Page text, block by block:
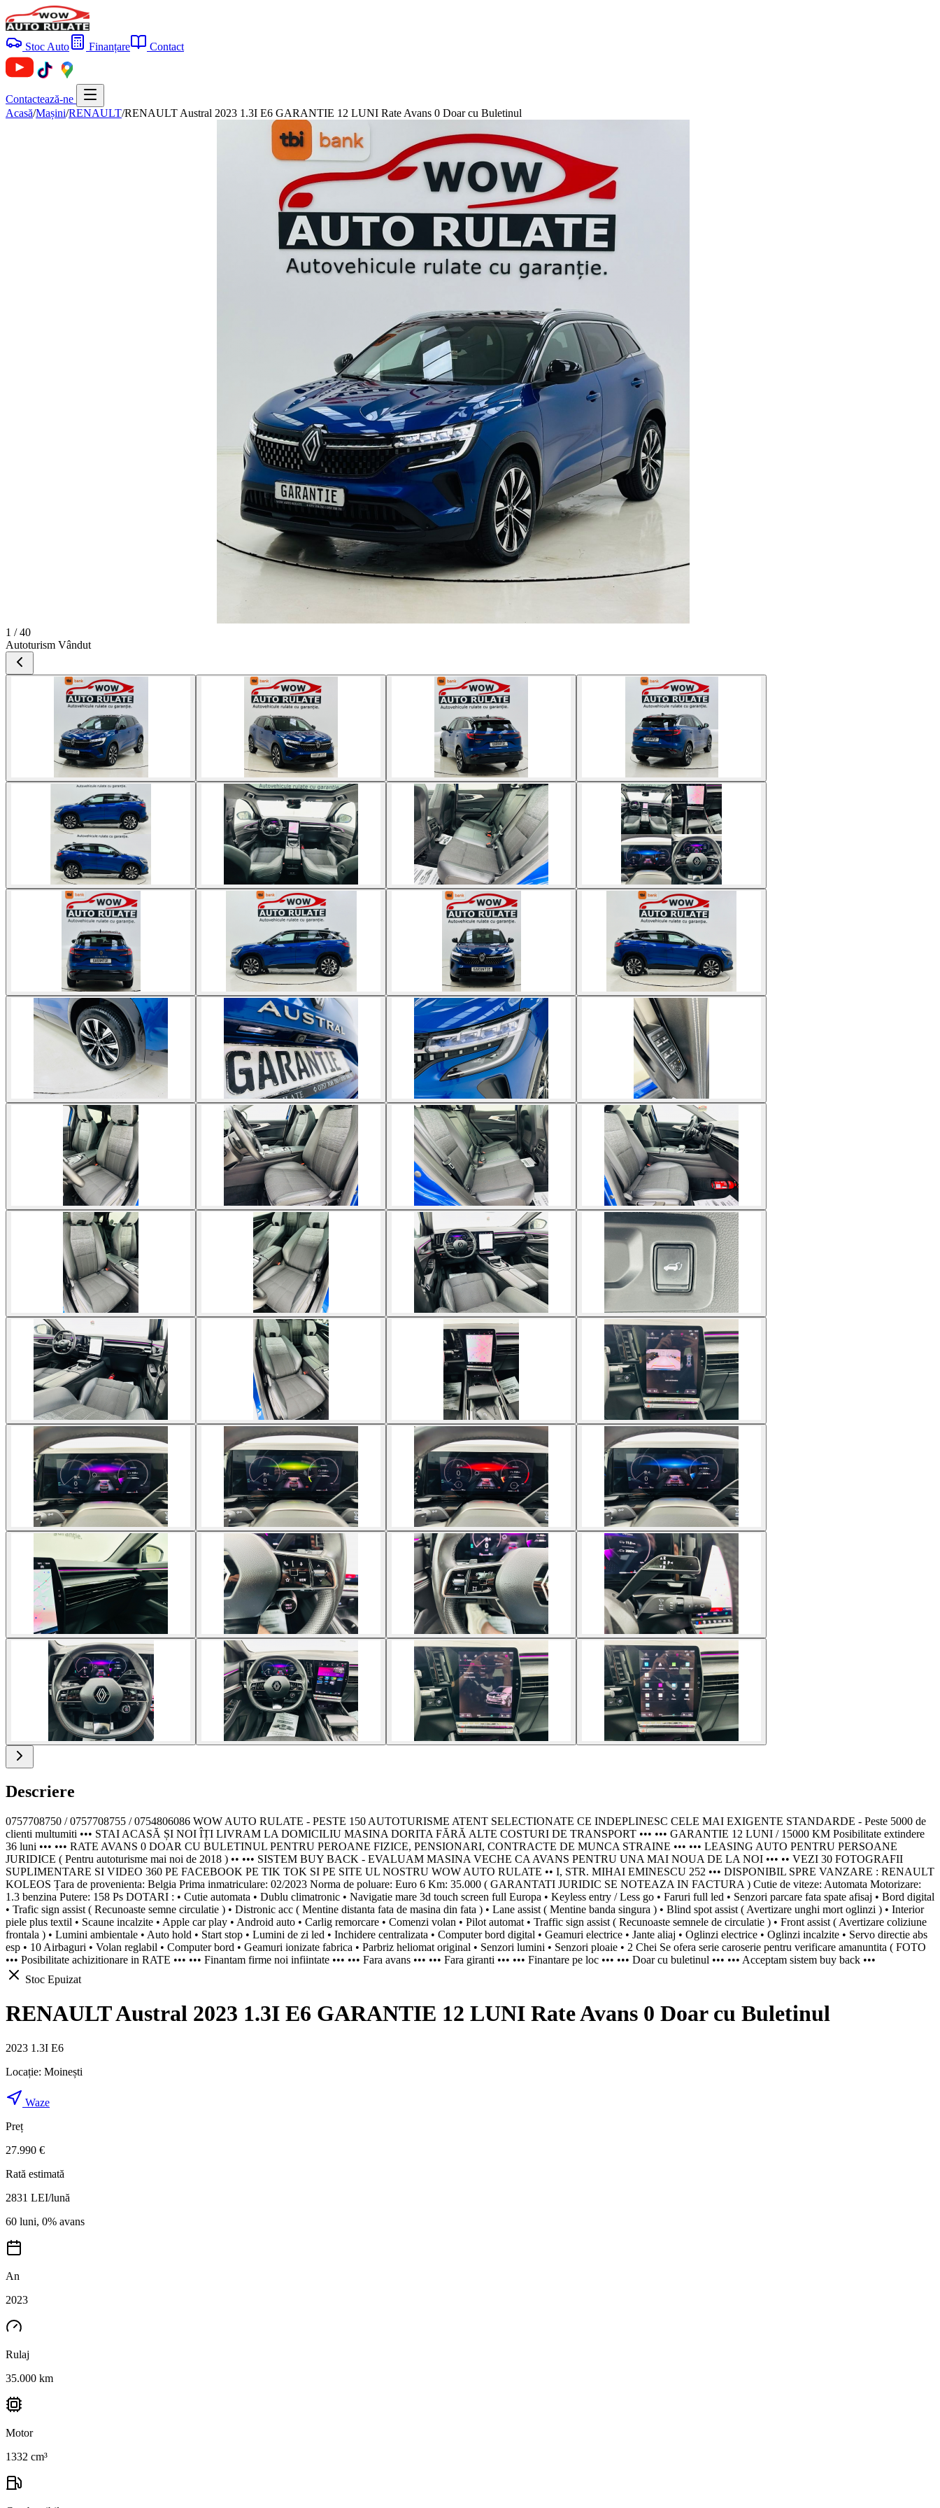
Stoc Auto Finanțare Contact
Contactează-ne
Acasă/Mașini/RENAULT/RENAULT Austral 2023 1.3I E6 GARANTIE 12 LUNI Rate Avans 0 Doar cu Buletinul
1 / 40
Autoturism Vândut
Descriere
0757708750 / 0757708755 / 0754806086 WOW AUTO RULATE - PESTE 150 AUTOTURISME ATENT SELECTIONATE CE INDEPLINESC CELE MAI EXIGENTE STANDARDE - Peste 5000 de
clienti multumiti ••• STAI ACASĂ ȘI NOI ÎȚI LIVRAM LA DOMICILIU MASINA DORITA FĂRĂ ALTE COSTURI DE TRANSPORT ••• ••• GARANTIE 12 LUNI / 15000 KM Posibilitate extindere
36 luni ••• ••• RATE AVANS 0 DOAR CU BULETINUL PENTRU PEROANE FIZICE, PENSIONARI, CONTRACTE DE MUNCA STRAINE ••• ••• LEASING AUTO PENTRU PERSOANE
JURIDICE ( Pentru autoturisme mai noi de 2018 ) •• ••• SISTEM BUY BACK - EVALUAM MASINA VECHE CA AVANS PENTRU UNA MAI NOUA DE LA NOI ••• •• VEZI 30 FOTOGRAFII
SUPLIMENTARE SI VIDEO 360 PE FACEBOOK PE TIK TOK SI PE SITE UL NOSTRU WOW AUTO RULATE •• I, STR. MIHAI EMINESCU 252 ••• DISPONIBIL SPRE VANZARE : RENAULT
KOLEOS Țara de provenienta: Belgia Prima inmatriculare: 02/2023 Norma de poluare: Euro 6 Km: 35.000 ( GARANTATI JURIDIC SE NOTEAZA IN FACTURA ) Cutie de viteze: Automata Motorizare:
1.3 benzina Putere: 158 Ps DOTARI : • Cutie automata • Dublu climatronic • Navigatie mare 3d touch screen full Europa • Keyless entry / Less go • Faruri full led • Senzori parcare fata spate afisaj • Bord digital
• Trafic sign assist ( Recunoaste semne circulatie ) • Distronic acc ( Mentine distanta fata de masina din fata ) • Lane assist ( Mentine banda singura ) • Blind spot assist ( Avertizare unghi mort oglinzi ) • Interior
piele plus textil • Scaune incalzite • Apple car play • Android auto • Carlig remorcare • Comenzi volan • Pilot automat • Traffic sign assist ( Recunoaste semnele de circulatie ) • Front assist ( Avertizare coliziune
frontala ) • Lumini ambientale • Auto hold • Start stop • Lumini de zi led • Inchidere centralizata • Computer bord digital • Geamuri electrice • Jante aliaj • Oglinzi electrice • Oglinzi incalzite • Servo directie abs
esp • 10 Airbaguri • Volan reglabil • Computer bord • Geamuri ionizate fabrica • Parbriz heliomat original • Senzori lumini • Senzori ploaie • 2 Chei Se ofera serie caroserie pentru verificare amanuntita ( FOTO
••• Posibilitate achizitionare in RATE ••• ••• Finantam firme noi infiintate ••• ••• Fara avans ••• ••• Fara giranti ••• ••• Finantare pe loc ••• ••• Doar cu buletinul ••• ••• Acceptam sistem buy back •••
Stoc Epuizat
RENAULT Austral 2023 1.3I E6 GARANTIE 12 LUNI Rate Avans 0 Doar cu Buletinul
2023 1.3I E6
Locație: Moinești
Waze
Preț
27.990 €
Rată estimată
2831 LEI/lună
60 luni, 0% avans
An
2023
Rulaj
35.000 km
Motor
1332 cm³